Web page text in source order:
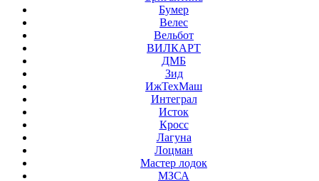
Бумер
Велес
Вельбот
ВИЛКАРТ
ДМБ
Зид
ИжТехМаш
Интеграл
Исток
Кросс
Лагуна
Лоцман
Мастер лодок
МЗСА